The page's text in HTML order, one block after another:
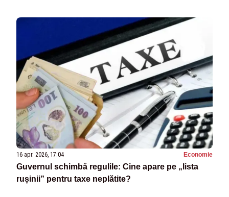
16 apr. 2026, 17:04 Economie
Guvernul schimbă regulile: Cine apare pe „lista
rușinii” pentru taxe neplătite?